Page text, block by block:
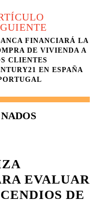
FINANCIARÁ LA
DE VIVIENDA A
CLIENTES
EN ESPAÑA
EVALUAR
DE